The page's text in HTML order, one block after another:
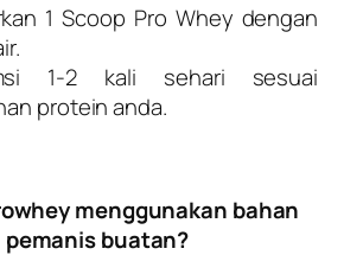
1 Scoop Pro Whey dengan
1-2 kali sehari sesuai
protein anda.
menggunakan bahan
pemanis buatan?